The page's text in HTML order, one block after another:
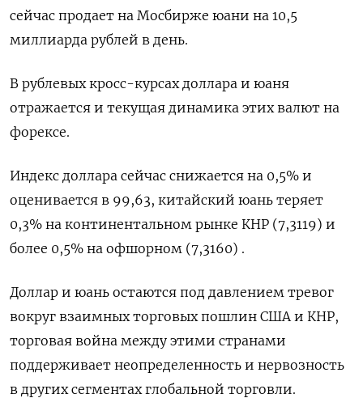
сейчас продает на Мосбирже юани на 10,5
миллиарда рублей в день.
В рублевых кросс-курсах доллара и юаня
отражается и текущая динамика этих валют на
форексе.
Индекс доллара сейчас снижается на 0,5% и
оценивается в 99,63, китайский юань теряет
0,3% на континентальном рынке КНР (7,3119) и
более 0,5% на офшорном (7,3160) .
Доллар и юань остаются под давлением тревог
вокруг взаимных торговых пошлин США и КНР,
торговая война между этими странами
поддерживает неопределенность и нервозность
в других сегментах глобальной торговли.